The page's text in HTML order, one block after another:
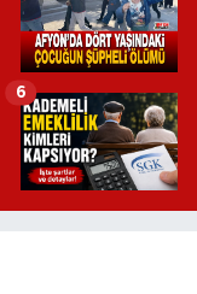
6